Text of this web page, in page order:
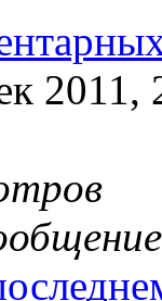
2011,